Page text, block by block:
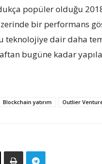
popüler olduğu
bir performans
teknolojiye dair daha
bugüne kadar
Blockchain yatırım Outlier